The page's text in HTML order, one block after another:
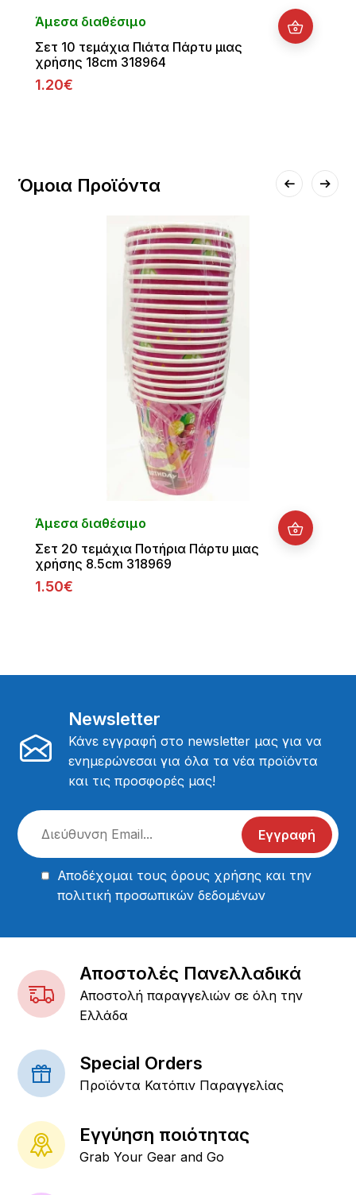
Άμεσα διαθέσιμο
Σετ 10 τεμάχια Πιάτα Πάρτυ μιας
χρήσης 18cm 318964
1.20€
Όμοια Προϊόντα
Άμεσα διαθέσιμο
Σετ 20 τεμάχια Ποτήρια Πάρτυ μιας
χρήσης 8.5cm 318969
1.50€
Newsletter
Κάνε εγγραφή στο newsletter μας για να
ενημερώνεσαι για όλα τα νέα προϊόντα
και τις προσφορές μας!
Εγγραφή
Αποδέχομαι τουςόρους χρήσης και την
πολιτική προσωπικών δεδομένων
Αποστολές Πανελλαδικά
Αποστολή παραγγελιών σε όλη την
Ελλάδα
Special Orders
Προϊόντα Κατόπιν Παραγγελίας
Εγγύηση ποιότητας
Grab Your Gear and Go